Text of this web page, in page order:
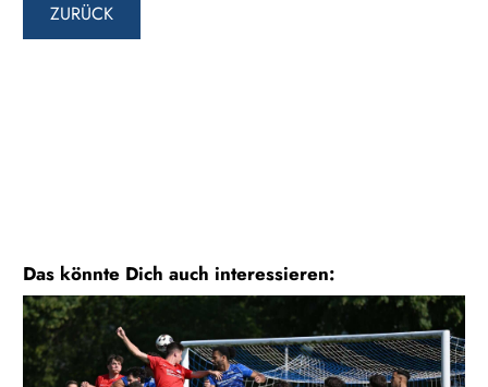
ZURÜCK
Das könnte Dich auch interessieren: